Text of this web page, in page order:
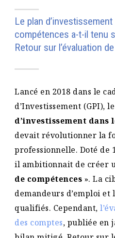
Le plan
compétences a-t-il tenu
Retour sur l’évaluation
Lancé en 2018 dans le
d’Investissement (GPI), le
d’investissement dans
devait révolutionner la
professionnelle. Doté de
il ambitionnait de créer
de compétences ». La
demandeurs d’emploi et
qualifiés. Cependant,
des comptes, publiée en